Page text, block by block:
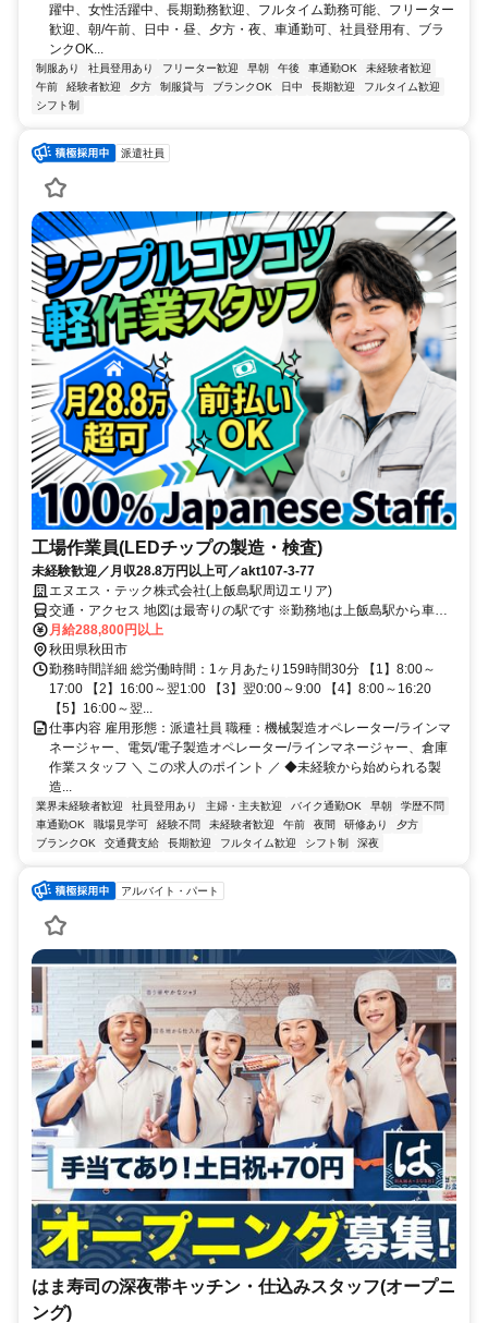
躍中、女性活躍中、長期勤務歓迎、フルタイム勤務可能、フリーター
歓迎、朝/午前、日中・昼、夕方・夜、車通勤可、社員登用有、ブラ
ンクOK...
制服あり 社員登用あり フリーター歓迎 早朝 午後 車通勤OK
未経験者歓迎
午前
経験者歓迎 夕方 制服貸与 ブランクOK 日中 長期歓迎
フルタイム歓迎
シフト制
派遣社員
工場作業員(LEDチップの製造・検査)
未経験歓迎／月収28.8万円以上可／akt107-3-77
エヌエス・テック株式会社(上飯島駅周辺エリア)
交通・アクセス 地図は最寄りの駅です ※勤務地は上飯島駅から車で5
分 ※車通勤OK
月給288,800円以上
秋田県秋田市
勤務時間詳細 総労働時間：1ヶ月あたり159時間30分 【1】8:00～
17:00 【2】16:00～翌1:00 【3】翌0:00～9:00 【4】8:00～16:20
【5】16:00～翌...
仕事内容 雇用形態：派遣社員 職種：機械製造オペレーター/ラインマ
ネージャー、電気/電子製造オペレーター/ラインマネージャー、倉庫
作業スタッフ ＼ この求人のポイント ／ ◆未経験から始められる製
造...
業界未経験者歓迎 社員登用あり 主婦・主夫歓迎 バイク通勤OK 早朝
学歴不問
車通勤OK
職場見学可 経験不問 未経験者歓迎 午前 夜間 研修あり
夕方
ブランクOK
交通費支給 長期歓迎 フルタイム歓迎 シフト制 深夜
アルバイト・パート
はま寿司の深夜帯キッチン・仕込みスタッフ(オープニ
ング)